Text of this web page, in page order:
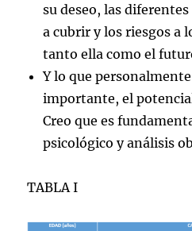
su deseo, las
a cubrir y los riesgos a
tanto ella como el
Y lo que
importante, el
Creo que es
psicológico y análisis
TABLA I